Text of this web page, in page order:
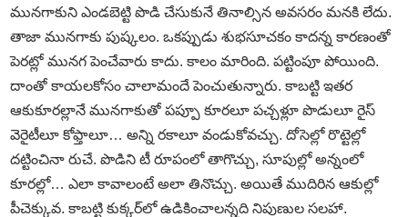
మునగాకుని ఎండబెట్టి పొడి చేసుకునే తినాల్సిన అవసరం మనకి లేదు.
తాజా మునగాకు పుష్కలం. ఒకప్పుడు శుభసూచకం కాదన్న కారణంతో
పెరట్లో మునగ పెంచేవారు కాదు. కాలం మారింది. పట్టింపూ పోయింది.
దాంతో కాయలకోసం చాలామందే పెంచుతున్నారు. కాబట్టి ఇతర
ఆకుకూరల్లానే మునగాకుతో పప్పూ కూరలూ పచ్చళ్లూ పొడులూ రైస్‌
వెరైటీలూ కోఫ్తాలూ… అన్ని రకాలూ వండుకోవచ్చు. దోసెల్లో రొట్టెల్లో
దట్టించినా రుచే. పొడిని టీ రూపంలో తాగొచ్చు, సూపుల్లో అన్నంలో
కూరల్లో… ఎలా కావాలంటే అలా తినొచ్చు. అయితే ముదిరిన ఆకుల్లో
పీచెక్కువ. కాబట్టి కుక్కర్‌లో ఉడికించాలన్నది నిపుణుల సలహా.